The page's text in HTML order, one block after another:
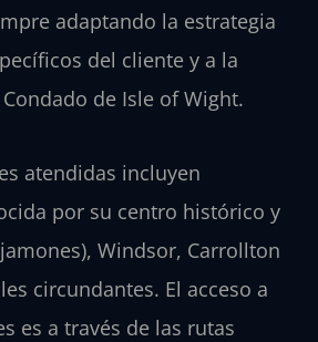
adaptando la estrategia
del cliente y a la
de Isle of Wight.
atendidas incluyen
por su centro histórico y
Windsor, Carrollton
circundantes. El acceso a
es a través de las rutas